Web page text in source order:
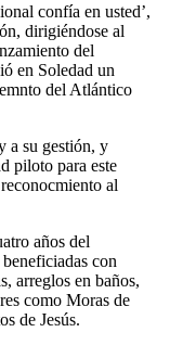
confía en usted’,
dirigiéndose al
del
en Soledad un
del Atlántico
a su gestión, y
piloto para este
al
años del
con
arreglos en baños,
como Moras de
de Jesús.